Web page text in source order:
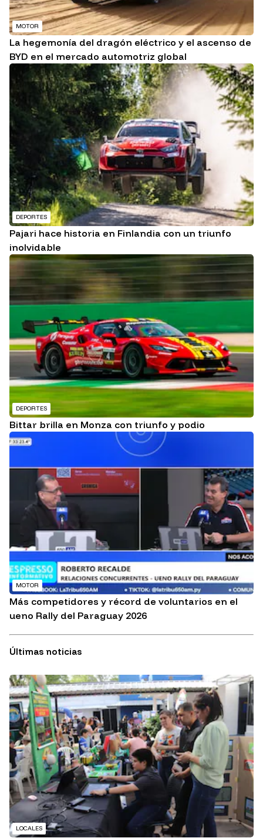
MOTOR
La hegemonía del dragón eléctrico y el ascenso de
BYD en el mercado automotriz global
DEPORTES
Pajari hace historia en Finlandia con un triunfo
inolvidable
DEPORTES
Bittar brilla en Monza con triunfo y podio
MOTOR
Más competidores y récord de voluntarios en el
ueno Rally del Paraguay 2026
Últimas noticias
LOCALES